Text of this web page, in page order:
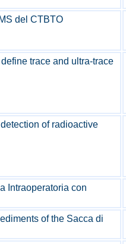
del CTBTO
trace and ultra-trace
of radioactive
Intraoperatoria con
of the Sacca di